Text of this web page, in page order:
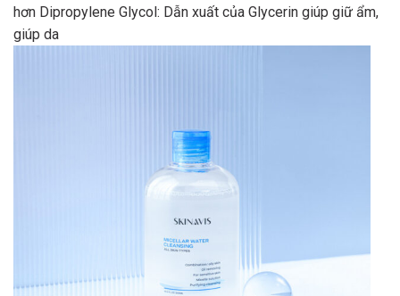
hơn Dipropylene Glycol: Dẫn xuất của Glycerin giúp giữ ẩm,
giúp da